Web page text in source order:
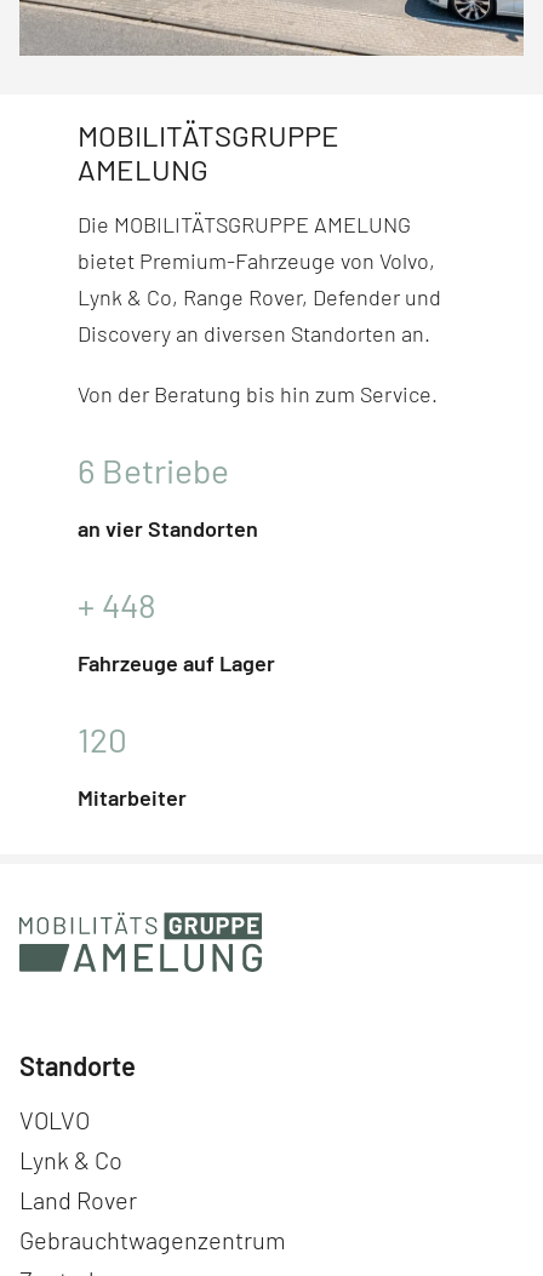
MOBILITÄTSGRUPPE
AMELUNG
Die MOBILITÄTSGRUPPE AMELUNG
bietet Premium-Fahr­zeuge von Volvo,
Lynk & Co, Range Rover, Defender und
Discovery an diversen Stand­orten an.
Von der Beratung bis hin zum Service.
6 Betriebe
an vier Standorten
+ 448
Fahrzeuge auf Lager
120
Mitarbeiter
Standorte
Navigation überspringen
VOLVO
Lynk & Co
Land Rover
Gebrauchtwagenzentrum